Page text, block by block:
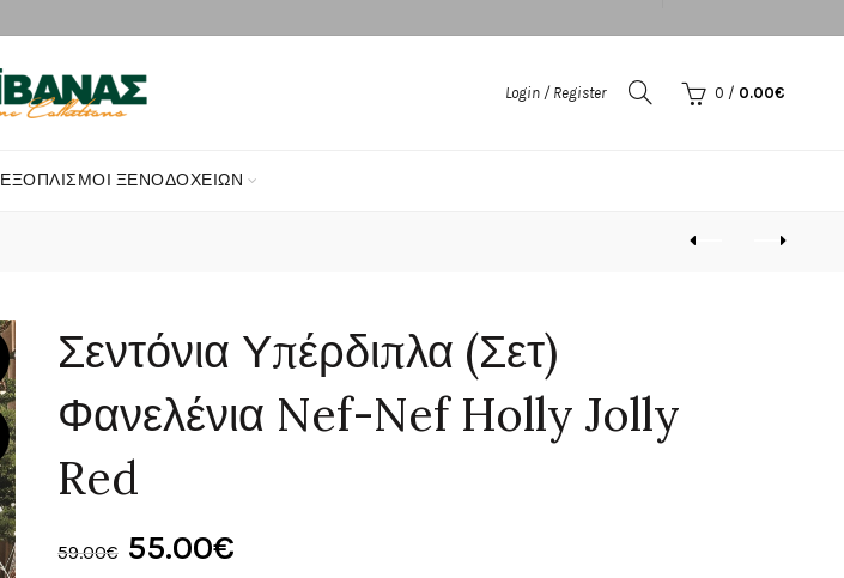
Login / Register 0 / 0.00€
ΕΞΟΠΛΙΣΜΟΊ ΞΕΝΟΔΟΧΕΊΩΝ
Σεντόνια Υπέρδιπλα (Σετ)
Φανελένια Nef-Nef Holly Jolly
Red
59.00€ Original
55.00€